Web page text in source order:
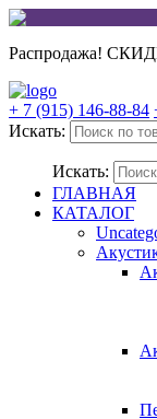
Распродажа!
+ 7 (915) 146-88-84
Искать:
Искать:
ГЛАВНАЯ
КАТАЛОГ